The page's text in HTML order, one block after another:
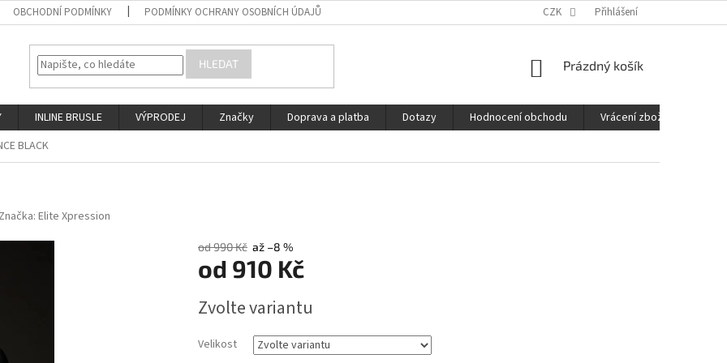
OBCHODNÍ PODMÍNKY PODMÍNKY OCHRANY OSOBNÍCH ÚDAJŮ CZK Přihlášení
HLEDAT
NÁKUPNÍ
Prázdný košík
INLINE BRUSLE VÝPRODEJ Značky Doprava a platba Dotazy Hodnocení obchodu Vrácení zboží
BLACK
Značka:Elite Xpression
od 990 Kč až –8 %
od 910 Kč
cena:
Zvolte variantu
Velikost